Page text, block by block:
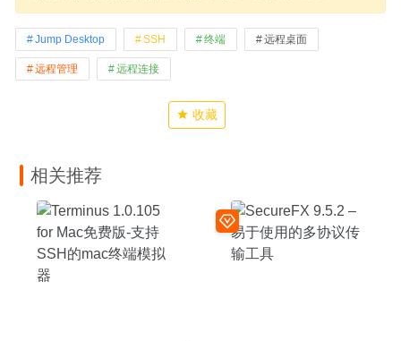
Jump Desktop SSH 终端 远程桌面
远程管理 远程连接
收藏
相关推荐